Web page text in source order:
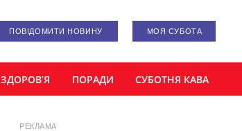
ПОВІДОМИТИ НОВИНУ МОЯ СУБОТА
ЗДОРОВ’Я ПОРАДИ СУБОТНЯ КАВА
РЕКЛАМА